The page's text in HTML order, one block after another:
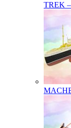
TREK